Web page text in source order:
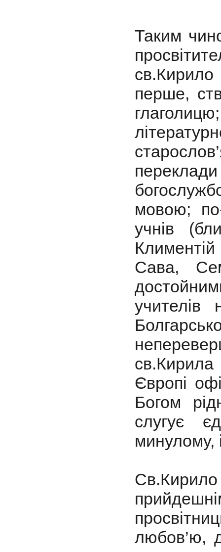
Таким
перше,
мовою; по-
учнів
Сава,
Європі
Богом
слугує
минулому,
Св.Кирило
любов’ю,